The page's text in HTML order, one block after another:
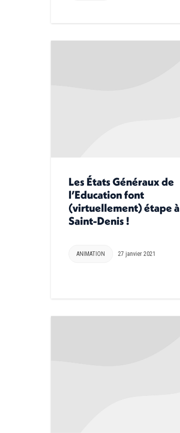
Les États Généraux de
l’Education font
(virtuellement) étape à
Saint-Denis !
ANIMATION 27 janvier 2021